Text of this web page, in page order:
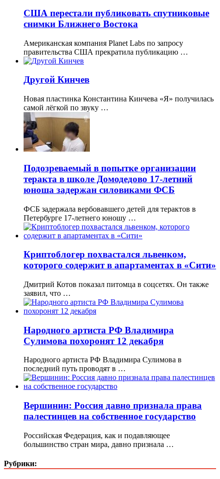
США перестали публиковать спутниковые
снимки Ближнего Востока
Американская компания Planet Labs по запросу
правительства США прекратила публикацию …
Другой Кинчев
Новая пластинка Константина Кинчева «Я» получилась
самой лёгкой по звуку …
Подозреваемый в попытке организации
теракта в школе Домодедово 17-летний
юноша задержан силовиками ФСБ
ФСБ задержала вербовавшего детей для терактов в
Петербурге 17-летнего юношу …
Криптоблогер похвастался львенком,
которого содержит в апартаментах в «Сити»
Дмитрий Котов показал питомца в соцсетях. Он также
заявил, что …
Народного артиста РФ Владимира
Сулимова похоронят 12 декабря
Народного артиста РФ Владимира Сулимова в
последний путь проводят в …
Вершинин: Россия давно признала права
палестинцев на собственное государство
Российская Федерация, как и подавляющее
большинство стран мира, давно признала …
Рубрики: